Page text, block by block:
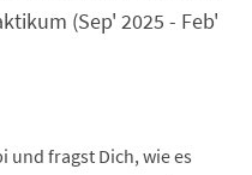
(Sep' 2025 - Feb'
und fragst Dich, wie es